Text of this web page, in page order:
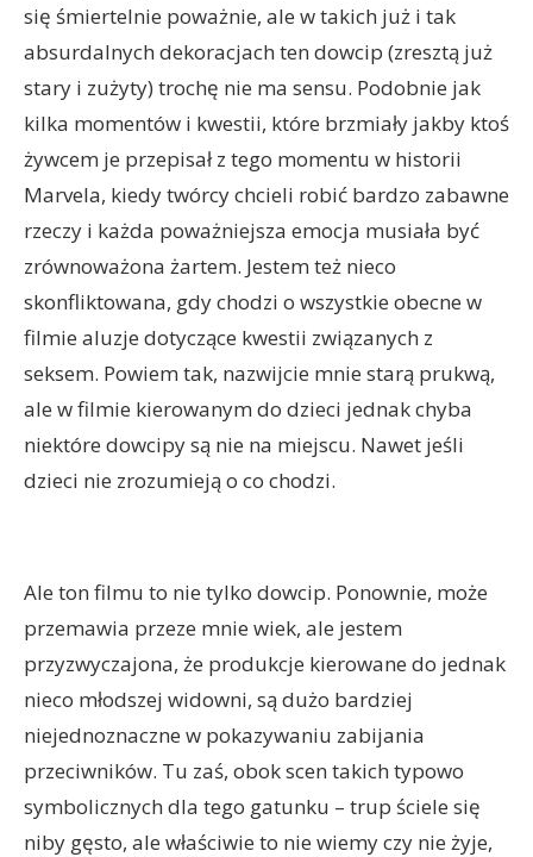
się śmiertelnie poważnie, ale w takich już i tak
absurdalnych dekoracjach ten dowcip (zresztą już
stary i zużyty) trochę nie ma sensu. Podobnie jak
kilka momentów i kwestii, które brzmiały jakby ktoś
żywcem je przepisał z tego momentu w historii
Marvela, kiedy twórcy chcieli robić bardzo zabawne
rzeczy i każda poważniejsza emocja musiała być
zrównoważona żartem. Jestem też nieco
skonfliktowana, gdy chodzi o wszystkie obecne w
filmie aluzje dotyczące kwestii związanych z
seksem. Powiem tak, nazwijcie mnie starą prukwą,
ale w filmie kierowanym do dzieci jednak chyba
niektóre dowcipy są nie na miejscu. Nawet jeśli
dzieci nie zrozumieją o co chodzi.
Ale ton filmu to nie tylko dowcip. Ponownie, może
przemawia przeze mnie wiek, ale jestem
przyzwyczajona, że produkcje kierowane do jednak
nieco młodszej widowni, są dużo bardziej
niejednoznaczne w pokazywaniu zabijania
przeciwników. Tu zaś, obok scen takich typowo
symbolicznych dla tego gatunku – trup ściele się
niby gęsto, ale właściwie to nie wiemy czy nie żyje,